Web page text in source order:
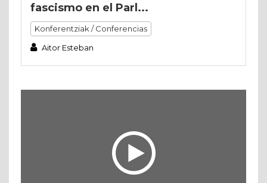
fascismo en el Parl...
Konferentziak / Conferencias
Aitor Esteban